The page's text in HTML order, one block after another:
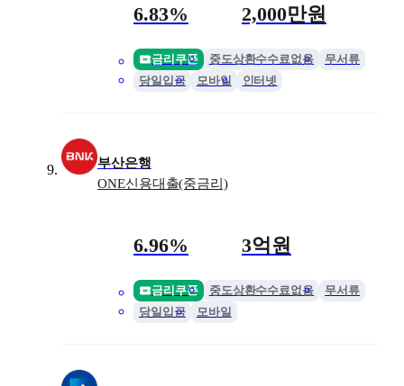
금리6.83%
최대 한도 2,000만원
금리쿠폰 중도상환수수료없음
무서류
당일입금
모바일 인터넷
부산은행
ONE신용대출(중금리)
금리6.96%
최대 한도 3억원
금리쿠폰 중도상환수수료없음
무서류
당일입금
모바일